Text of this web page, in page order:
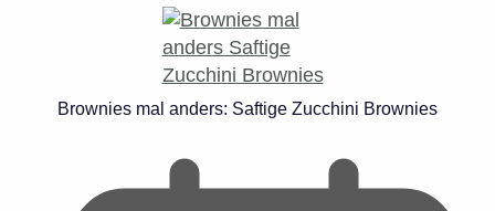
Brownies mal anders: Saftige Zucchini Brownies